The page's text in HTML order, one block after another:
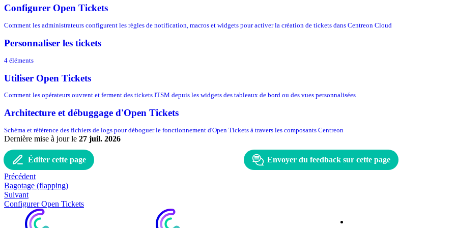
Configurer Open Tickets
Comment les administrateurs configurent les règles de notification, macros et widgets pour activer la création de tickets dans Centreon Cloud
Personnaliser les tickets
4 éléments
Utiliser Open Tickets
Comment les opérateurs ouvrent et ferment des tickets ITSM depuis les widgets des tableaux de bord ou des vues personnalisées
Architecture et débuggage d'Open Tickets
Schéma et référence des fichiers de logs pour déboguer le fonctionnement d'Open Tickets à travers les composants Centreon
Dernière mise à jourle 27 juil. 2026
Éditer cette page Envoyer du feedback sur cette page
Précédent
Bagotage (flapping)
Suivant
Configurer Open Tickets